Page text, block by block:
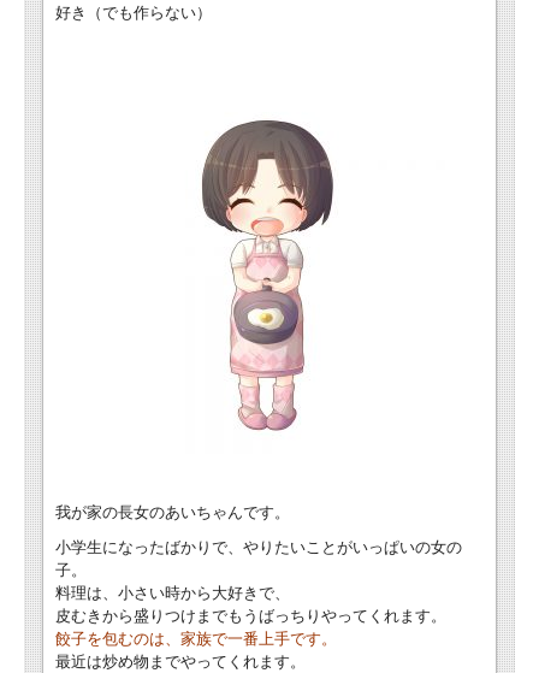
好き（でも作らない）
我が家の長女のあいちゃんです。
小学生になったばかりで、やりたいことがいっぱいの女の
子。
料理は、小さい時から大好きで、
皮むきから盛りつけまでもうばっちりやってくれます。
餃子を包むのは、家族で一番上手です。
最近は炒め物までやってくれます。